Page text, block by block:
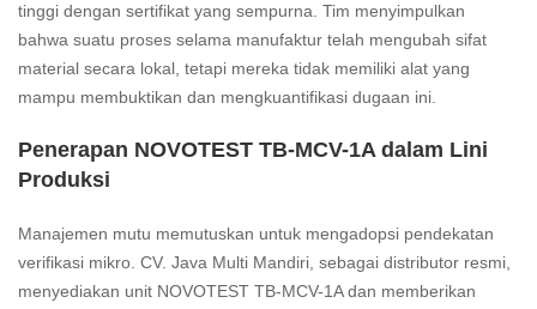
tinggi dengan sertifikat yang sempurna. Tim menyimpulkan
bahwa suatu proses selama manufaktur telah mengubah sifat
material secara lokal, tetapi mereka tidak memiliki alat yang
mampu membuktikan dan mengkuantifikasi dugaan ini.
Penerapan NOVOTEST TB-MCV-1A dalam Lini
Produksi
Manajemen mutu memutuskan untuk mengadopsi pendekatan
verifikasi mikro. CV. Java Multi Mandiri, sebagai distributor resmi,
menyediakan unit NOVOTEST TB-MCV-1A dan memberikan